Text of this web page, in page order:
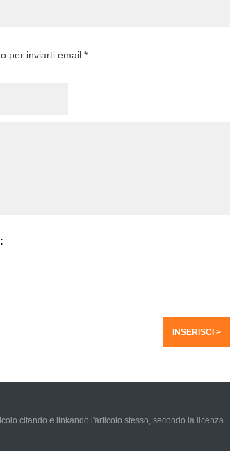
per inviarti email *
citando e linkando l'articolo stesso, secondo la licenza